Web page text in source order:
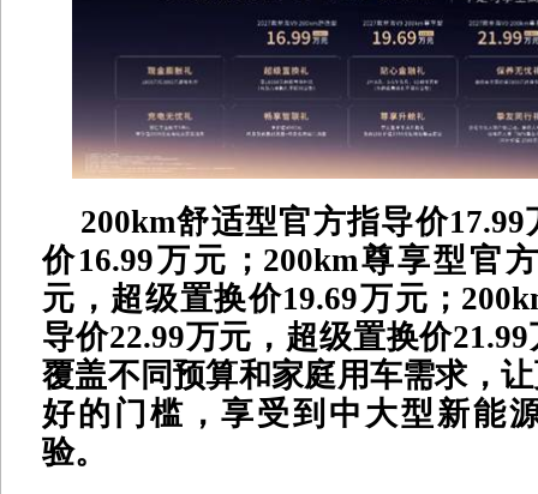
200km舒适型官方指导价
价16.99万元； 200km尊享型官
元，超级置换价19.69万元；
导价22.99万元，超级置换价
覆盖不同预算和家庭用车需求，
好的门槛，享受到中大型新能
验。